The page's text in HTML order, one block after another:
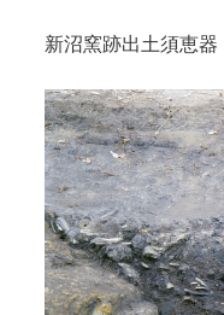
新沼窯跡出土須恵器